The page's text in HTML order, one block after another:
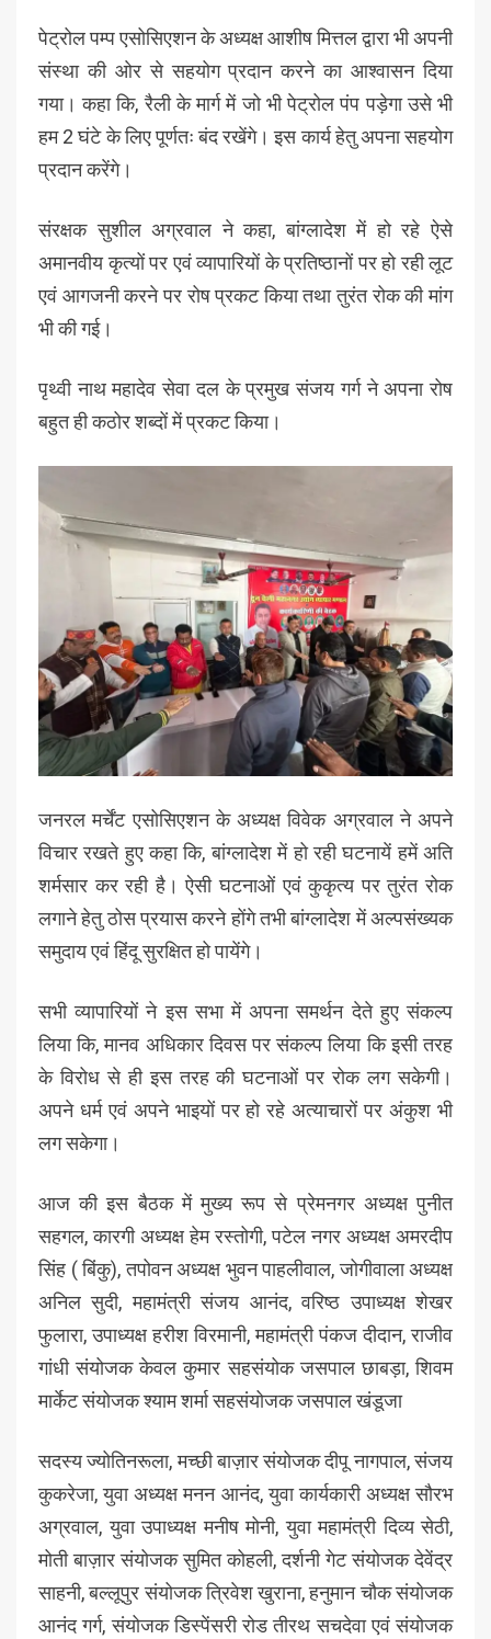
पेट्रोल पम्प एसोसिएशन के अध्यक्ष आशीष मित्तल द्वारा भी अपनी
संस्था की ओर से सहयोग प्रदान करने का आश्वासन दिया
गया। कहा कि, रैली के मार्ग में जो भी पेट्रोल पंप पड़ेगा उसे भी
हम 2 घंटे के लिए पूर्णतः बंद रखेंगे। इस कार्य हेतु अपना सहयोग
प्रदान करेंगे।
संरक्षक सुशील अग्रवाल ने कहा, बांग्लादेश में हो रहे ऐसे
अमानवीय कृत्यों पर एवं व्यापारियों के प्रतिष्ठानों पर हो रही लूट
एवं आगजनी करने पर रोष प्रकट किया तथा तुरंत रोक की मांग
भी की गई।
पृथ्वी नाथ महादेव सेवा दल के प्रमुख संजय गर्ग ने अपना रोष
बहुत ही कठोर शब्दों में प्रकट किया।
जनरल मर्चेंट एसोसिएशन के अध्यक्ष विवेक अग्रवाल ने अपने
विचार रखते हुए कहा कि, बांग्लादेश में हो रही घटनायें हमें अति
शर्मसार कर रही है। ऐसी घटनाओं एवं कुकृत्य पर तुरंत रोक
लगाने हेतु ठोस प्रयास करने होंगे तभी बांग्लादेश में अल्पसंख्यक
समुदाय एवं हिंदू सुरक्षित हो पायेंगे।
सभी व्यापारियों ने इस सभा में अपना समर्थन देते हुए संकल्प
लिया कि, मानव अधिकार दिवस पर संकल्प लिया कि इसी तरह
के विरोध से ही इस तरह की घटनाओं पर रोक लग सकेगी।
अपने धर्म एवं अपने भाइयों पर हो रहे अत्याचारों पर अंकुश भी
लग सकेगा।
आज की इस बैठक में मुख्य रूप से प्रेमनगर अध्यक्ष पुनीत
सहगल, कारगी अध्यक्ष हेम रस्तोगी, पटेल नगर अध्यक्ष अमरदीप
सिंह ( बिंकु), तपोवन अध्यक्ष भुवन पाहलीवाल, जोगीवाला अध्यक्ष
अनिल सुदी, महामंत्री संजय आनंद, वरिष्ठ उपाध्यक्ष शेखर
फुलारा, उपाध्यक्ष हरीश विरमानी, महामंत्री पंकज दीदान, राजीव
गांधी संयोजक केवल कुमार सहसंयोक जसपाल छाबड़ा, शिवम
मार्केट संयोजक श्याम शर्मा सहसंयोजक जसपाल खंडूजा
सदस्य ज्योतिनरूला, मच्छी बाज़ार संयोजक दीपू नागपाल, संजय
कुकरेजा, युवा अध्यक्ष मनन आनंद, युवा कार्यकारी अध्यक्ष सौरभ
अग्रवाल, युवा उपाध्यक्ष मनीष मोनी, युवा महामंत्री दिव्य सेठी,
मोती बाज़ार संयोजक सुमित कोहली, दर्शनी गेट संयोजक देवेंद्र
साहनी, बल्लूपुर संयोजक त्रिवेश खुराना, हनुमान चौक संयोजक
आनंद गर्ग, संयोजक डिस्पेंसरी रोड तीरथ सचदेवा एवं संयोजक